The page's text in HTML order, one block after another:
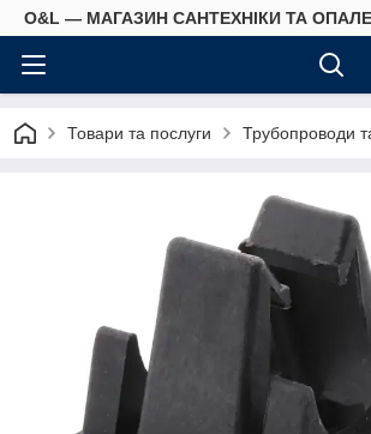
O&L — МАГАЗИН САНТЕХНІКИ ТА
Товари та послуги Трубопроводи